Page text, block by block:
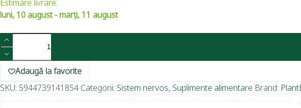
Estimare livrare:
luni, 10 august - marți, 11 august
Adaugă la favorite
SKU: 5944739141854 Categorii: Sistem nervos, Suplimente alimentare Brand: